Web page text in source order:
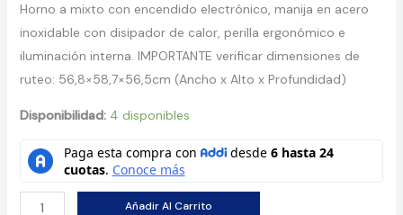
Horno a mixto con encendido electrónico, manija en acero
inoxidable con disipador de calor, perilla ergonómico e
iluminación interna. IMPORTANTE verificar dimensiones de
ruteo: 56,8×58,7×56,5cm (Ancho x Alto x Profundidad)
Disponibilidad: 4 disponibles
Horno
Añadir Al Carrito